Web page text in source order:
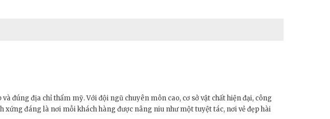
đúng địa chỉ thẩm mỹ. Với đội ngũ chuyên môn cao, cơ sở vật chất hiện đại, công
xứng đáng là nơi mỗi khách hàng được nâng niu như một tuyệt tác, nơi vẻ đẹp hài